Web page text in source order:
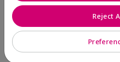
Reject